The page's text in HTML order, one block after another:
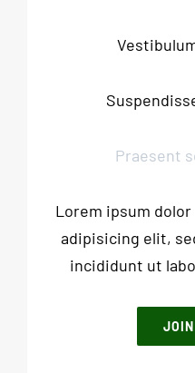
Praesent
Lorem ipsum
adipisicing elit,
incididunt ut